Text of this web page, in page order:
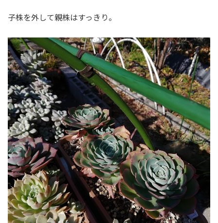
子株を外して親株はすっきり。